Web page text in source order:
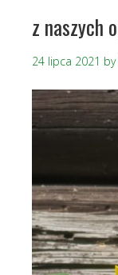
z naszych
24 lipca 2021 by